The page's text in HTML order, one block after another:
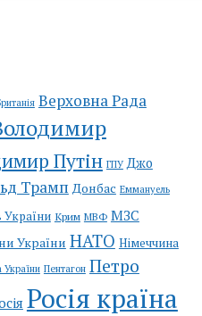
Верховна Рада
Путін ГПУ Джо
Трамп Донбас Еммануель
України Крим МВФ МЗС
України НАТО Німеччина
України Пентагон Петро
Росія країна